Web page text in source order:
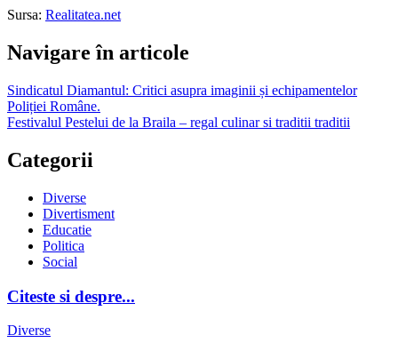
Sursa: Realitatea.net
Navigare în articole
Sindicatul Diamantul: Critici asupra imaginii și echipamentelor
Poliției Române.
Festivalul Pestelui de la Braila – regal culinar si traditii traditii
Categorii
Diverse
Divertisment
Educatie
Politica
Social
Citeste si despre...
Diverse